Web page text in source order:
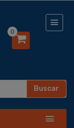
0
Buscar